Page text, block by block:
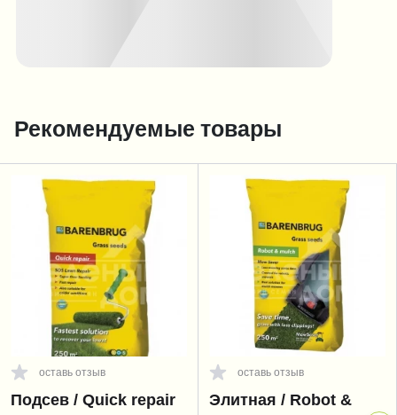
Рекомендуемые товары
оставь отзыв
Подсев / Quick repair
оставь отзыв
Элитная / Robot &